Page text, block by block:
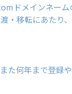
ドメインネーム
・移転にあたり
た何年まで登録